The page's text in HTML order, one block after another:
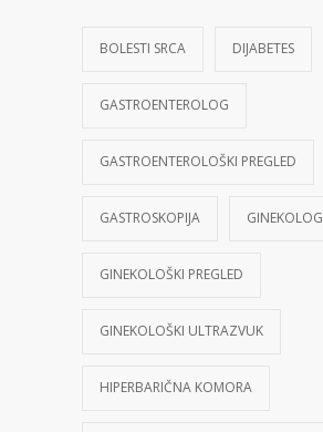
BOLESTI SRCA DIJABETES
GASTROENTEROLOG
GASTROENTEROLOŠKI PREGLED
GASTROSKOPIJA GINEKOLOG
GINEKOLOŠKI PREGLED
GINEKOLOŠKI ULTRAZVUK
HIPERBARIČNA KOMORA